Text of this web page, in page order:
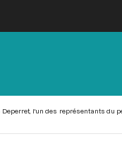
l'un des représentants